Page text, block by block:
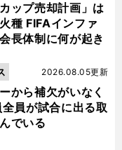
ップ売却計画」は
種 FIFAインファ
長体制に何が起き
から補欠がいなく
員が試合に出る取
でいる
2026.08.05更新